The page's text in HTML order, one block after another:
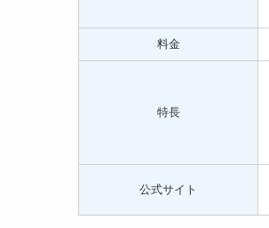
料金
特長
公式サイト